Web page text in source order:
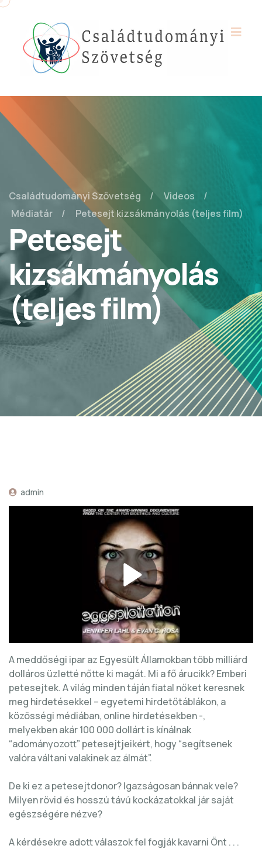
Családtudományi Szövetség
Videos
Médiatár
Petesejt kizsákmányolás (teljes film)
Petesejt
kizsákmányolás
(teljes film)
admin
A meddőségi ipar az Egyesült Államokban több milliárd
dolláros üzletté nőtte ki magát. Mi a fő árucikk? Emberi
petesejtek. A világ minden táján fiatal nőket keresnek
meg hirdetésekkel – egyetemi hirdetőtáblákon, a
közösségi médiában, online hirdetésekben -,
melyekben akár 100 000 dollárt is kínálnak
“adományozott” petesejtjeikért, hogy “segítsenek
valóra váltani valakinek az álmát”.
De ki ez a petesejtdonor? Igazságosan bánnak vele?
Milyen rövid és hosszú távú kockázatokkal jár saját
egészségére nézve?
A kérdésekre adott válaszok fel fogják kavarni Önt . . .